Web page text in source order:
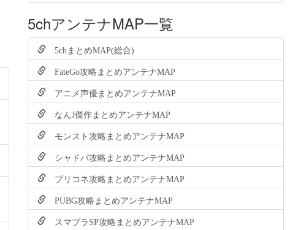
5chアンテナMAP一覧
5chまとめMAP(総合)
FateGo攻略まとめアンテナMAP
アニメ声優まとめアンテナMAP
なんJ傑作まとめアンテナMAP
モンスト攻略まとめアンテナMAP
シャドバ攻略まとめアンテナMAP
プリコネ攻略まとめアンテナMAP
PUBG攻略まとめアンテナMAP
スマブラSP攻略まとめアンテナMAP